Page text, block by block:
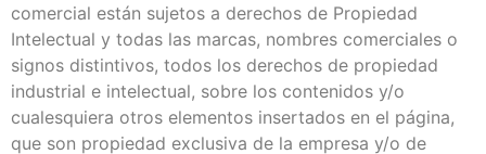
comercial están sujetos a derechos de Propiedad
Intelectual y todas las marcas, nombres comerciales o
signos distintivos, todos los derechos de propiedad
industrial e intelectual, sobre los contenidos y/o
cualesquiera otros elementos insertados en el página,
que son propiedad exclusiva de la empresa y/o de